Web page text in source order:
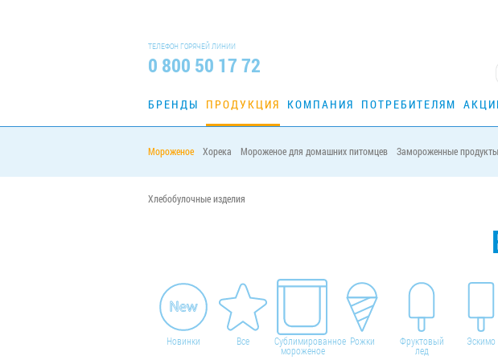
ТЕЛЕФОН ГОРЯЧЕЙ ЛИНИИ
0 800 50 17 72
БРЕНДЫ ПРОДУКЦИЯ КОМПАНИЯ ПОТРЕБИТЕЛЯМ
Мороженое Хорека Мороженое для домашних питомцев Замороженные продукты
Хлебобулочные изделия
Новинки Все Сублимированное
мороженое
Рожки Фруктовый
лед
Эскимо